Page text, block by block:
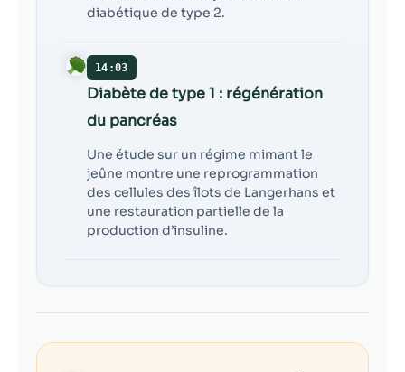
diabétique de type 2.
14:03
Diabète de type 1 : régénération
du pancréas
Une étude sur un régime mimant le
jeûne montre une reprogrammation
des cellules des îlots de Langerhans et
une restauration partielle de la
production d’insuline.